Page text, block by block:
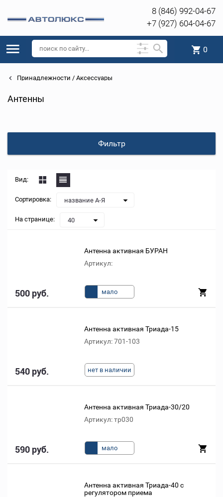
8 (846) 992-04-67
+7 (927) 604-04-67
0
Принадлежности / Аксессуары
Антенны
Фильтр
Вид:
Сортировка: название А-Я
На странице: 40
Антенна активная БУРАН
Артикул:
500 руб. мало
Антенна активная Триада-15
Артикул: 701-103
540 руб. нет в наличии
Антенна активная Триада-30/20
Артикул: тр030
590 руб. мало
Антенна активная Триада-40 с
регулятором приема